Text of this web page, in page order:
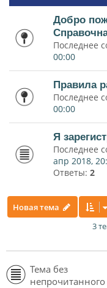
Добро
Последнее
00:00
Правила
Последнее
00:00
Я
Последнее
апр 2018,
Ответы: 2
Новая тема
3
Тема без
непрочитанного